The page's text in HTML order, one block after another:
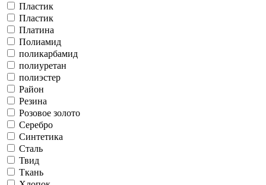
Пластик
Пластик
Платина
Полиамид
поликарбамид
полиуретан
полиэстер
Район
Резина
Розовое золото
Серебро
Синтетика
Сталь
Твид
Ткань